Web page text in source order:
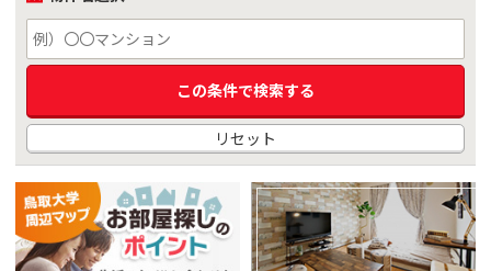
リセット